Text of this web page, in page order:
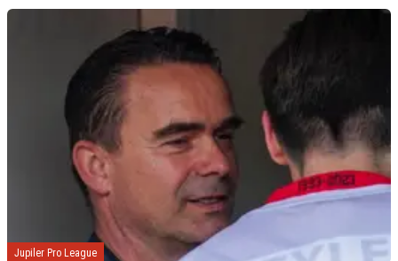
Jupiler Pro League